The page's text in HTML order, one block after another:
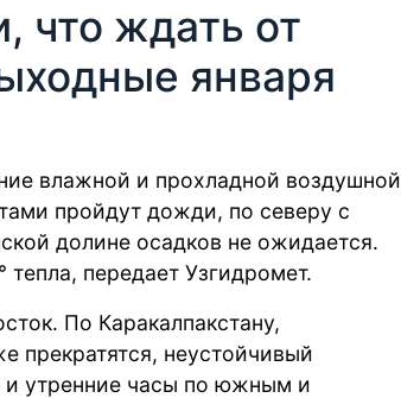
что ждать от
января
влажной и прохладной воздушной
пройдут дожди, по северу с
долине осадков не ожидается.
тепла, передает Узгидромет.
По Каракалпакстану,
прекратятся, неустойчивый
и утренние часы по южным и